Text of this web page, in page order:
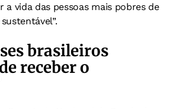
a vida das pessoas mais pobres de
brasileiros
receber o